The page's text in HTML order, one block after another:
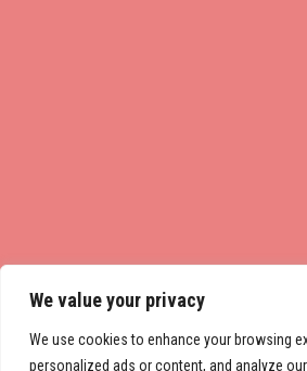
We value your privacy
We use cookies to enhance your browsing
personalized ads or content, and analyze